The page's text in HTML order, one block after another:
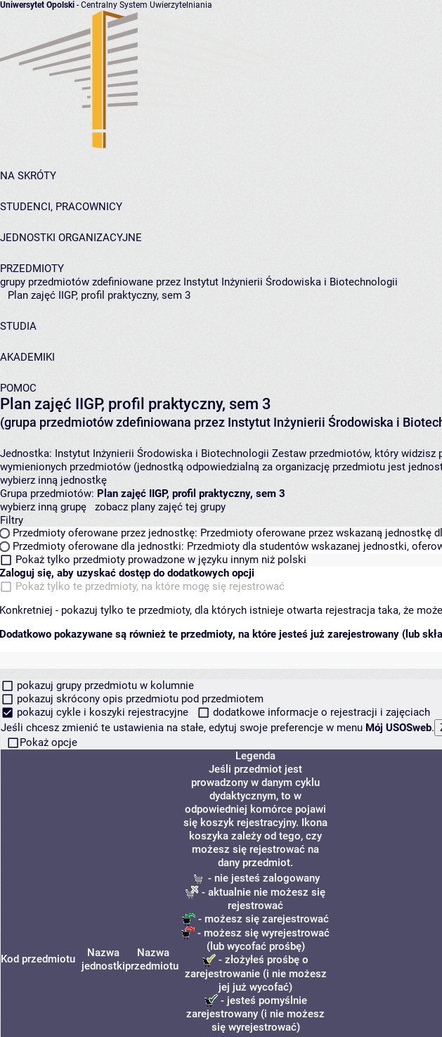
Uniwersytet Opolski - Centralny System Uwierzytelniania
NA SKRÓTY
STUDENCI, PRACOWNICY
JEDNOSTKI ORGANIZACYJNE
PRZEDMIOTY
grupy przedmiotów zdefiniowane przez Instytut Inżynierii Środowiska i Biotechnologii
Plan zajęć IIGP, profil praktyczny, sem 3
STUDIA
AKADEMIKI
POMOC
Plan zajęć IIGP, profil praktyczny, sem 3
(grupa przedmiotów zdefiniowana przez Instytut Inżynierii Środowiska i
Jednostka: Instytut Inżynierii Środowiska i Biotechnologii Zestaw przedmiotów, który widzisz
wymienionych przedmiotów (jednostką odpowiedzialną za organizację przedmiotu jest
wybierz inną jednostkę
Grupa przedmiotów: Plan zajęć IIGP, profil praktyczny, sem 3
wybierz inną grupę
zobacz plany zajęć tej grupy
Filtry
Przedmioty oferowane przez jednostkę: Przedmioty oferowane przez wskazaną
Przedmioty oferowane dla jednostki: Przedmioty dla studentów wskazanej jednostki,
Pokaż tylko przedmioty prowadzone w języku innym niż polski
Zaloguj się, aby uzyskać dostęp do dodatkowych opcji
Pokaż tylko te przedmioty, na które mogę się rejestrować
Konkretniej - pokazuj tylko te przedmioty, dla których istnieje otwarta rejestracja taka, że
Dodatkowo pokazywane są również te przedmioty, na które jesteś już zarejestrowany (lub
pokazuj grupy przedmiotu w kolumnie
pokazuj skrócony opis przedmiotu pod przedmiotem
pokazuj cykle i koszyki rejestracyjne
dodatkowe informacje o rejestracji i zajęciach
Jeśli chcesz zmienić te ustawienia na stałe, edytuj swoje preferencje w menu Mój USOSweb.
Pokaż opcje
Kod przedmiotu
Nazwa
jednostki
Nazwa
przedmiotu
Legenda
Jeśli przedmiot jest
prowadzony w danym cyklu
dydaktycznym, to w
odpowiedniej komórce pojawi
się koszyk rejestracyjny. Ikona
koszyka zależy od tego, czy
możesz się rejestrować na
dany przedmiot.
- nie jesteś zalogowany
- aktualnie nie możesz się
rejestrować
- możesz się zarejestrować
- możesz się wyrejestrować
(lub wycofać prośbę)
- złożyłeś prośbę o
zarejestrowanie (i nie możesz
jej już wycofać)
- jesteś pomyślnie
zarejestrowany (i nie możesz
się wyrejestrować)